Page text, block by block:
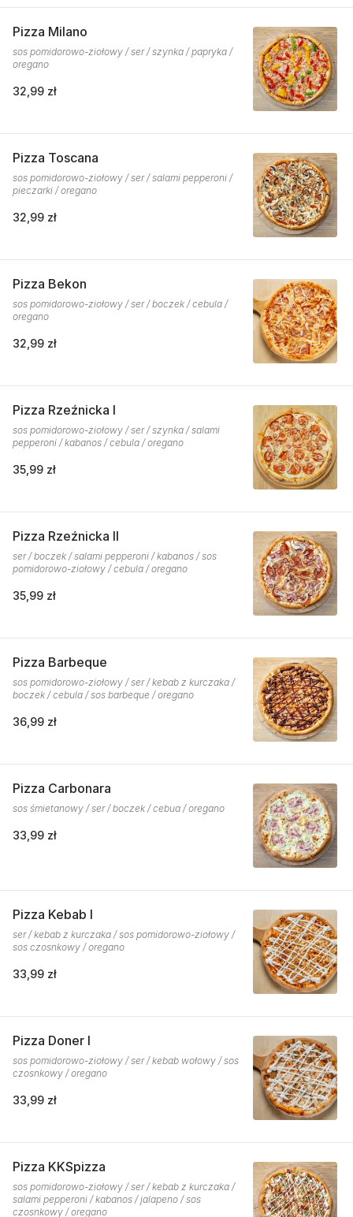
Pizza Milano
sos pomidorowo-ziołowy / ser / szynka / papryka /
oregano
32,99 zł
Pizza Toscana
sos pomidorowo-ziołowy / ser / salami pepperoni /
pieczarki / oregano
32,99 zł
Pizza Bekon
sos pomidorowo-ziołowy / ser / boczek / cebula /
oregano
32,99 zł
Pizza Rzeźnicka I
sos pomidorowo-ziołowy / ser / szynka / salami
pepperoni / kabanos / cebula / oregano
35,99 zł
Pizza Rzeźnicka II
ser / boczek / salami pepperoni / kabanos / sos
pomidorowo-ziołowy / cebula / oregano
35,99 zł
Pizza Barbeque
sos pomidorowo-ziołowy / ser / kebab z kurczaka /
boczek / cebula / sos barbeque / oregano
36,99 zł
Pizza Carbonara
sos śmietanowy / ser / boczek / cebua / oregano
33,99 zł
Pizza Kebab I
ser / kebab z kurczaka / sos pomidorowo-ziołowy /
sos czosnkowy / oregano
33,99 zł
Pizza Doner I
sos pomidorowo-ziołowy / ser / kebab wołowy / sos
czosnkowy / oregano
33,99 zł
Pizza KKSpizza
sos pomidorowo-ziołowy / ser / kebab z kurczaka /
salami pepperoni / kabanos / jalapeno / sos
czosnkowy / oregano